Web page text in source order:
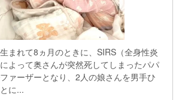
まれて8ヵ月のときに、SIRS（全身性炎
よって奥さんが突然死してしまったパパ
ァーザーとなり、2人の娘さんを男手ひ
に...